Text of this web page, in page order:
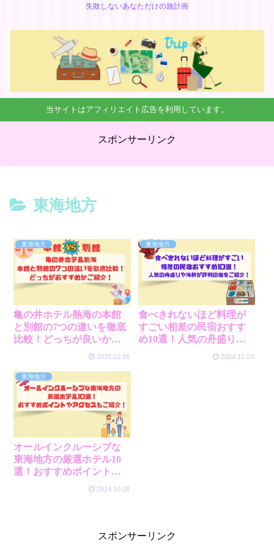
失敗しないあなただけの旅計画
当サイトはアフィリエイト広告を利用しています。
スポンサーリンク
東海地方
東海地方
亀の井ホテル熱海の本館
と別館の7つの違いを徹底
比較！どっちが良いか選
2025.02.16
東海地方
食べきれないほど料理が
すごい相差の民宿おすす
め10選！人気の舟盛りや
海鮮が評判の宿をご紹
2024.11.03
東海地方
オールインクルーシブな
東海地方の厳選ホテル10
選！おすすめポイントや
アクセスもご紹介！
2024.10.28
スポンサーリンク